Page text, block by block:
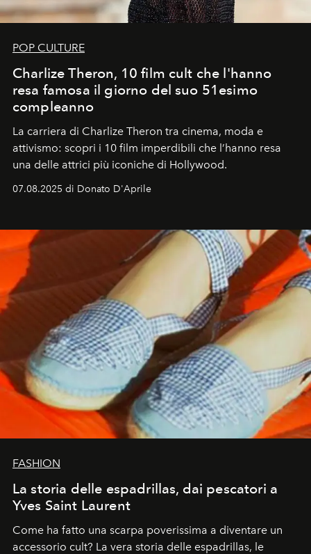
POP CULTURE
Charlize Theron, 10 film cult che l'hanno
resa famosa il giorno del suo 51esimo
compleanno
La carriera di Charlize Theron tra cinema, moda e
attivismo: scopri i 10 film imperdibili che l’hanno resa
una delle attrici più iconiche di Hollywood.
07.08.2025 di Donato D'Aprile
FASHION
La storia delle espadrillas, dai pescatori a
Yves Saint Laurent
Come ha fatto una scarpa poverissima a diventare un
accessorio cult? La vera storia delle espadrillas, le